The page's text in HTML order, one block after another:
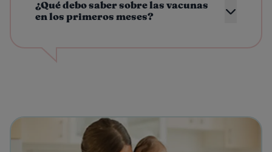
¿Qué debo saber sobre las vacunas
en los primeros meses?
View details